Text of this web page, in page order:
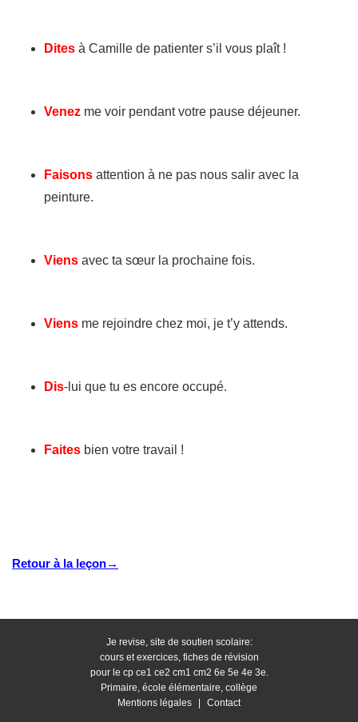
Dites à Camille de patienter s’il vous plaît !
Venez me voir pendant votre pause déjeuner.
Faisons attention à ne pas nous salir avec la
peinture.
Viens avec ta sœur la prochaine fois.
Viens me rejoindre chez moi, je t’y attends.
Dis-lui que tu es encore occupé.
Faites bien votre travail !
Retour à la leçon→
Je revise, site de soutien scolaire:
cours et exercices, fiches de révision
pour le cp ce1 ce2 cm1 cm2 6e 5e 4e 3e.
Primaire, école élémentaire, collège
Mentions légales
Contact